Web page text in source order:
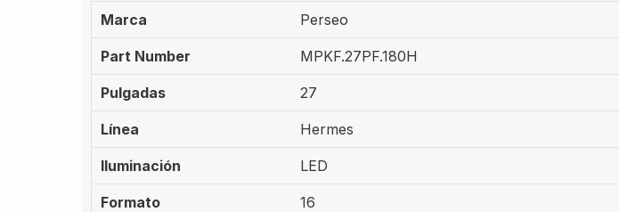
Marca Perseo
Part Number MPKF.27PF.180H
Pulgadas 27
Línea Hermes
Iluminación LED
Formato 16